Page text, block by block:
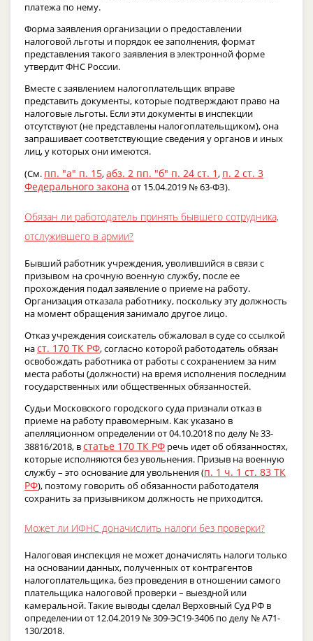
платежа по нему.
Форма заявления организации о предоставлении
налоговой льготы и порядок ее заполнения, формат
представления такого заявления в электронной форме
утвердит ФНС России.
Вместе с заявлением налогоплательщик вправе
представить документы, которые подтверждают право на
налоговые льготы. Если эти документы в инспекции
отсутствуют (не представлены налогоплательщиком), она
запрашивает соответствующие сведения у органов и иных
лиц, у которых они имеются.
(См. пп. "а" п. 15,абз. 2 пп. "б" п. 24 ст. 1, п. 2 ст. 3
Федерального закона от 15.04.2019 № 63-ФЗ).
Обязан ли работодатель принять бывшего сотрудника,
отслужившего в армии?
Бывший работник учреждения, уволившийся в связи с
призывом на срочную военную службу, после ее
прохождения подал заявление о приеме на работу.
Организация отказала работнику, поскольку эту должность
на момент обращения занимало другое лицо.
Отказ учреждения соискатель обжаловал в суде со ссылкой
наст. 170 ТК РФ, согласно которой работодатель обязан
освобождать работника от работы с сохранением за ним
места работы (должности) на время исполнения последним
государственных или общественных обязанностей.
Судьи Московского городского суда признали отказ в
приеме на работу правомерным. Как указано в
апелляционном определении от 04.10.2018 по делу № 33-
38816/2018, встатье 170 ТК РФ речь идет об обязанностях,
которые исполняются без увольнения. Призыв на военную
службу – это основание для увольнения (п. 1 ч. 1 ст. 83 ТК
РФ), поэтому говорить об обязанности работодателя
сохранить за призывником должность не приходится.
Может ли ИФНС доначислить налоги без проверки?
Налоговая инспекция не может доначислять налоги только
на основании данных, полученных от контрагентов
налогоплательщика, без проведения в отношении самого
плательщика налоговой проверки – выездной или
камеральной. Такие выводы сделал Верховный Суд РФ в
определении от 12.04.2019 № 309-ЭС19-3406 по делу № A71-
130/2018.